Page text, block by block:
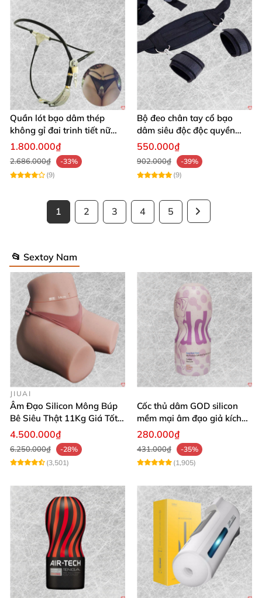
Quần lót bạo dâm thép
không gỉ đai trinh tiết nữ
sexy kích thích
1.800.000₫
2.686.000₫
-33%
(9)
Bộ đeo chân tay cổ bạo
dâm siêu độc độc quyền
thoả mãn
550.000₫
902.000₫
-39%
(9)
1 2 3 4 5
📂 Sextoy Nam
JIUAI
Âm Đạo Silicon Mông Búp
Bê Siêu Thật 11Kg Giá Tốt
Hàng Nhật
4.500.000₫
6.250.000₫
-28%
(3,501)
Cốc thủ dâm GOD silicon
mềm mại âm đạo giả kích
thích mạnh mẽ
280.000₫
431.000₫
-35%
(1,905)